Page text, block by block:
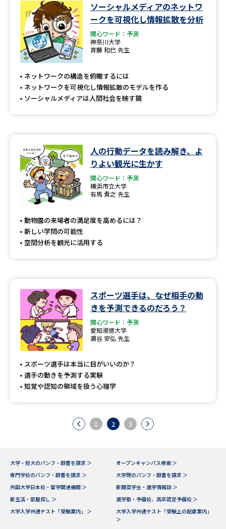
ソーシャルメディアのネットワ
ークを可視化し情報拡散を分析
関心ワード：予測
神奈川大学
斉藤 和巳 先生
ネットワークの構造を俯瞰するには
ネットワークを可視化し情報拡散のモデルを作る
ソーシャルメディアは人間社会を映す鏡
人の行動データを読み解き、よ
りよい観光に生かす
関心ワード：予測
横浜市立大学
有馬 貴之 先生
動物園の来場者の満足度を高めるには？
新しい学問の可能性
空間分析を観光に活用する
スポーツ選手は、なぜ相手の動
きを予測できるのだろう？
関心ワード：予測
愛知淑徳大学
瀬谷 安弘 先生
スポーツ選手は本当に目がいいのか？
選手の動きを予測する実験
知覚や認知の領域を扱う心理学
1 2 3
大学・短大のパンフ・願書を請求 ＞
オープンキャンパス検索 ＞
専門学校のパンフ・願書を請求 ＞
大学院のパンフ・願書を請求 ＞
外国大学日本校・留学関連機関 ＞
新聞奨学会・進学情報誌 ＞
新生活・部屋探し ＞
進学塾・予備校、高卒認定予備校 ＞
大学入学共通テスト「受験案内」 ＞
大学入学共通テスト「受験上の配慮案内」
＞